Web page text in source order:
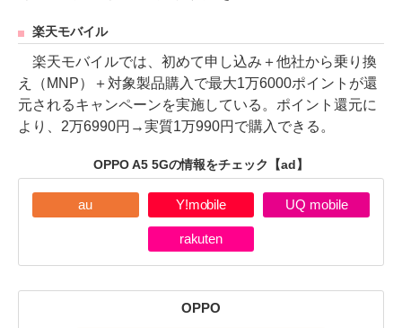
楽天モバイル
楽天モバイルでは、初めて申し込み＋他社から乗り換
え（MNP）＋対象製品購入で最大1万6000ポイントが還
元されるキャンペーンを実施している。ポイント還元に
より、2万6990円→実質1万990円で購入できる。
OPPO A5 5Gの情報をチェック 【ad】
au Y!mobile UQ mobile
rakuten
OPPO